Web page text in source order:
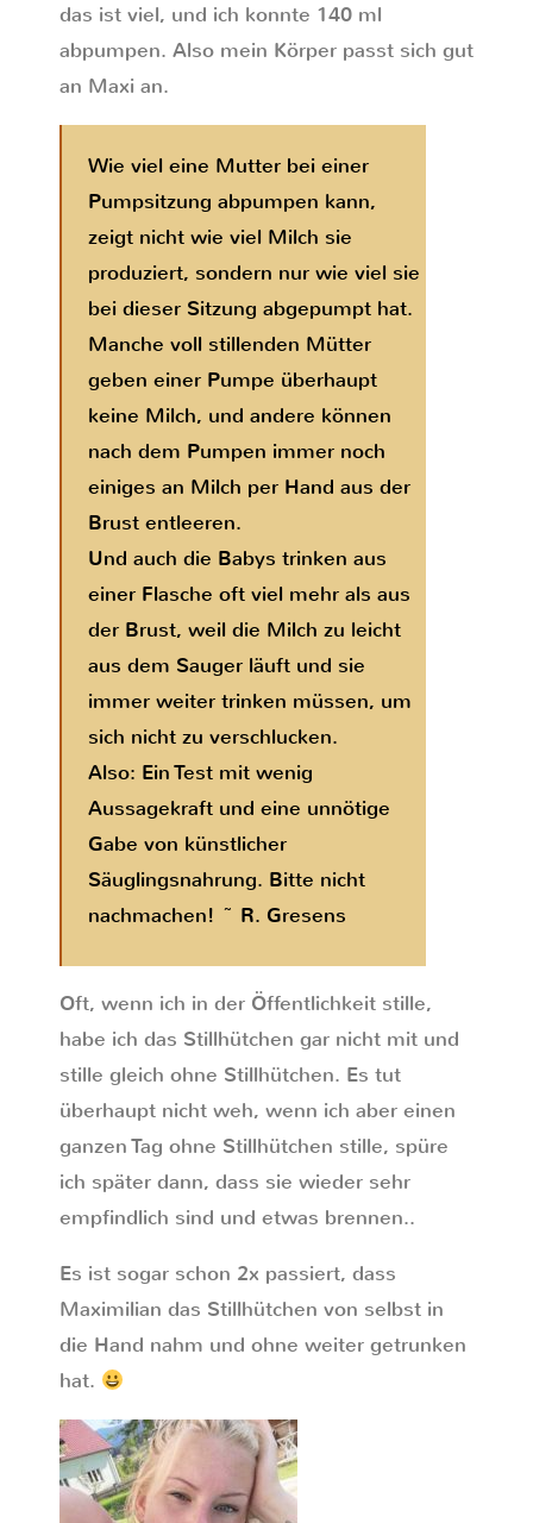
das ist viel, und ich konnte 140 ml
abpumpen. Also mein Körper passt sich gut
an Maxi an.
Wie viel eine Mutter bei einer
Pumpsitzung abpumpen kann,
zeigt nicht wie viel Milch sie
produziert, sondern nur wie viel sie
bei dieser Sitzung abgepumpt hat.
Manche voll stillenden Mütter
geben einer Pumpe überhaupt
keine Milch, und andere können
nach dem Pumpen immer noch
einiges an Milch per Hand aus der
Brust entleeren.
Und auch die Babys trinken aus
einer Flasche oft viel mehr als aus
der Brust, weil die Milch zu leicht
aus dem Sauger läuft und sie
immer weiter trinken müssen, um
sich nicht zu verschlucken.
Also: Ein Test mit wenig
Aussagekraft und eine unnötige
Gabe von künstlicher
Säuglingsnahrung. Bitte nicht
nachmachen! ~ R. Gresens
Oft, wenn ich in der Öffentlichkeit stille,
habe ich das Stillhütchen gar nicht mit und
stille gleich ohne Stillhütchen. Es tut
überhaupt nicht weh, wenn ich aber einen
ganzen Tag ohne Stillhütchen stille, spüre
ich später dann, dass sie wieder sehr
empfindlich sind und etwas brennen..
Es ist sogar schon 2x passiert, dass
Maximilian das Stillhütchen von selbst in
die Hand nahm und ohne weiter getrunken
hat.